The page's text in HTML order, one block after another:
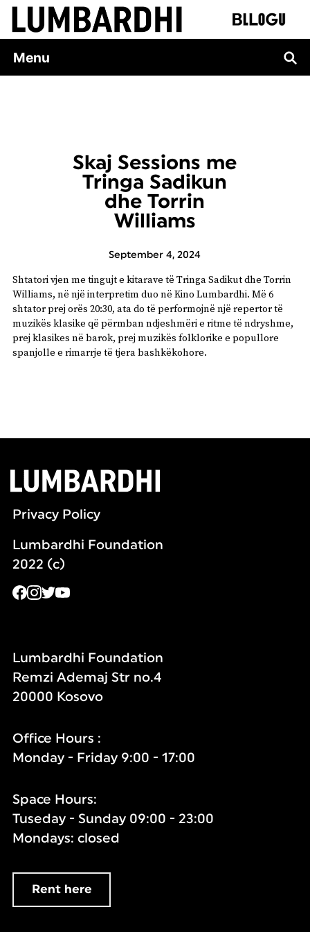
Skip
content
Menu
Skaj Sessions me
Tringa Sadikun
dhe Torrin
Williams
September 4, 2024
Shtatori vjen me tingujt e kitarave të Tringa Sadikut dhe Torrin
Williams, në një interpretim duo në Kino Lumbardhi. Më 6
shtator prej orës 20:30, ata do të performojnë një repertor të
muzikës klasike që përmban ndjeshmëri e ritme të ndryshme,
prej klasikes në barok, prej muzikës folklorike e popullore
spanjolle e rimarrje të tjera bashkëkohore.
Privacy Policy
Lumbardhi Foundation
2022 (c)
Lumbardhi Foundation
Remzi Ademaj Str no.4
20000 Kosovo
Office Hours :
Monday - Friday 9:00 - 17:00
Space Hours:
Tuseday - Sunday 09:00 - 23:00
Mondays: closed
Rent here